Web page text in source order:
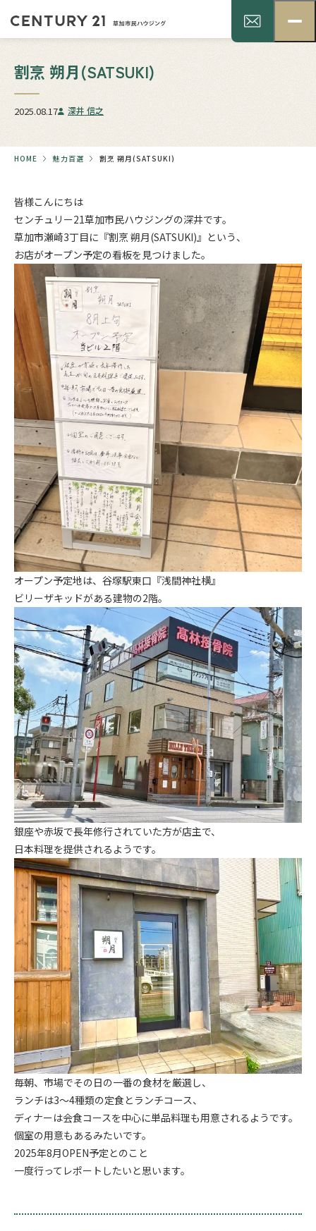
割烹 朔月(SATSUKI)
2025.08.17 深井 信之
HOME 魅力百選 割烹 朔月(SATSUKI)
皆様こんにちは
センチュリー21草加市民ハウジングの深井です。
草加市瀬崎3丁目に『割烹 朔月(SATSUKI)』という、
お店がオープン予定の看板を見つけました。
オープン予定地は、谷塚駅東口『浅間神社横』
ビリーザキッドがある建物の2階。
銀座や赤坂で長年修行されていた方が店主で、
日本料理を提供されるようです。
毎朝、市場でその日の一番の食材を厳選し、
ランチは3～4種類の定食とランチコース、
ディナーは会食コースを中心に単品料理も用意されるようです。
個室の用意もあるみたいです。
2025年8月OPEN予定とのこと
一度行ってレポートしたいと思います。